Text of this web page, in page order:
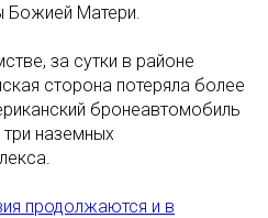
Божией Матери.
за сутки в районе
сторона потеряла более
бронеавтомобиль
три наземных
продолжаются и в